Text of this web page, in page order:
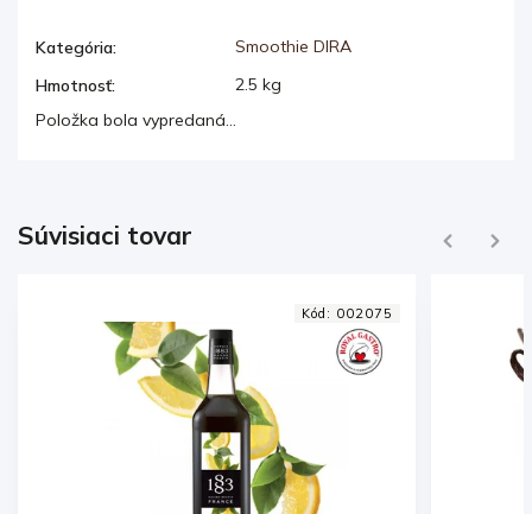
Kategória:
Smoothie DIRA
Hmotnosť:
2.5 kg
Položka bola vypredaná…
Súvisiaci tovar Previous
Kód: 002252
Next